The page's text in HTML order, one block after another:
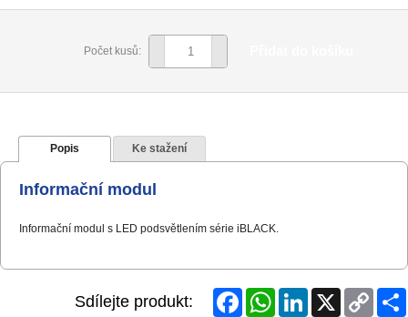
Počet kusů:
Popis Ke stažení
Informační modul
Informační modul s LED podsvětlením série iBLACK.
Sdílejte produkt: FacebookWhatsAppLinkedInX
Copy
Link